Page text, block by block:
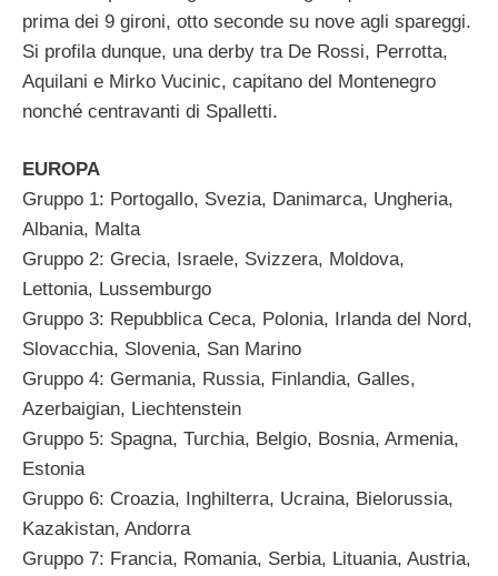
prima dei 9 gironi, otto seconde su nove agli spareggi.
Si profila dunque, una derby tra De Rossi, Perrotta,
Aquilani e Mirko Vucinic, capitano del Montenegro
nonché centravanti di Spalletti.
EUROPA
Gruppo 1: Portogallo, Svezia, Danimarca, Ungheria,
Albania, Malta
Gruppo 2: Grecia, Israele, Svizzera, Moldova,
Lettonia, Lussemburgo
Gruppo 3: Repubblica Ceca, Polonia, Irlanda del Nord,
Slovacchia, Slovenia, San Marino
Gruppo 4: Germania, Russia, Finlandia, Galles,
Azerbaigian, Liechtenstein
Gruppo 5: Spagna, Turchia, Belgio, Bosnia, Armenia,
Estonia
Gruppo 6: Croazia, Inghilterra, Ucraina, Bielorussia,
Kazakistan, Andorra
Gruppo 7: Francia, Romania, Serbia, Lituania, Austria,